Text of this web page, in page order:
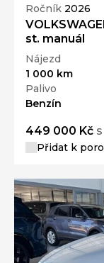
Ročník 2026
st. manuál
Nájezd
1 000 km
Palivo
Benzín
449 000 Kč
Přidat k